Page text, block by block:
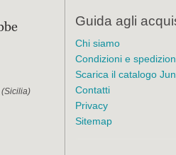
(Sicilia)
Guida agli
Chi siamo
Condizioni e
Scarica il catalogo
Contatti
Privacy
Sitemap